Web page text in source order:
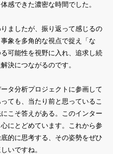
感できた濃密な時間でした。
ましたが、振り返って感じるの
象を多角的な視点で捉え「な
可能性を視野に入れ、追求し続
決につながるのです。
タ分析プロジェクトに参画して
ても、当たり前と思っているこ
こそ答えがある。このインター
にとどめています。これから参
的に思考する、その姿勢をぜひ
いですね。